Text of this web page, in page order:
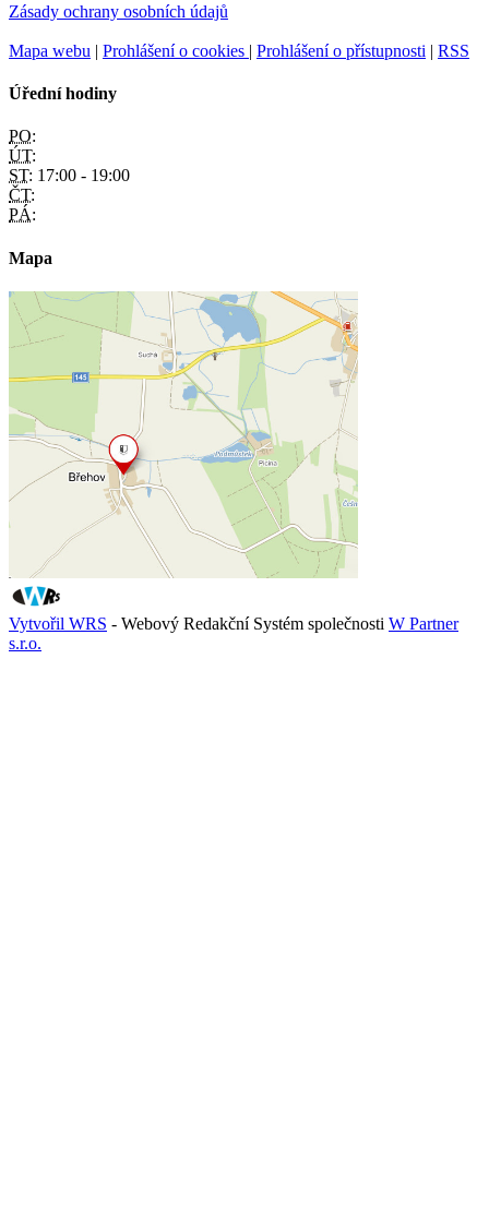
Zásady ochrany osobních údajů
Mapa webu | Prohlášení o cookies | Prohlášení o přístupnosti | RSS
Úřední hodiny
PO:
ÚT:
ST: 17:00 - 19:00
ČT:
PÁ:
Mapa
Vytvořil WRS - Webový Redakční Systém společnosti W Partner
s.r.o.